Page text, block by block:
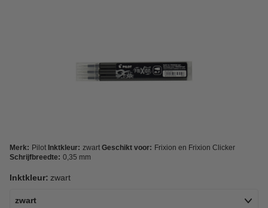
Merk: Pilot Inktkleur: zwart Geschikt voor: Frixion en Frixion Clicker
Schrijfbreedte: 0,35 mm
Inktkleur: zwart
zwart